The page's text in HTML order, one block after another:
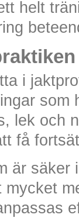
helt
i
som
lek och
få
är säker